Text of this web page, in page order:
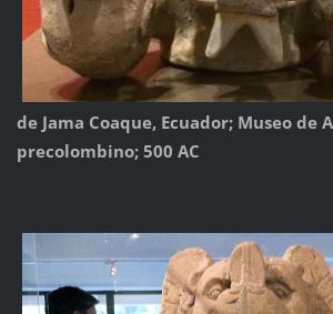
de Jama Coaque, Ecuador; Museo de
precolombino; 500 AC